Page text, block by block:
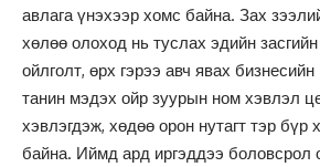
авлага үнэхээр хомс байна. Зах
хөлөө олоход нь туслах эдийн
ойлголт, өрх гэрээ авч явах
танин мэдэх ойр зуурын ном хэвлэл
хэвлэгдэж, хөдөө орон нутагт тэр бүр
байна. Иймд ард иргэддээ боловсрол